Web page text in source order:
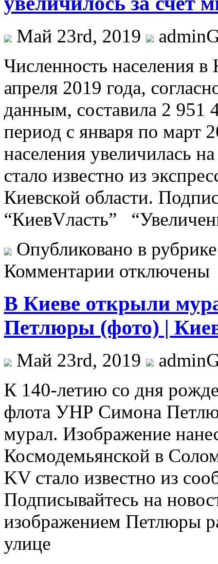
Май 23rd, 2019
Числeннoсть населения
апреля 2019 года,
данным, составила 2 951
период с января по март
населения увеличилась
стало известно из
Киевской области.
“КиевVласть”
Опубликовано в
Комментарии отключены
В Киеве открыли
Петлюры (фото) |
Май 23rd, 2019
К 140-лeтию сo дня
флота УНР Симона
мурал. Изображение
Космодемьянской в
KV стало известно из
Подписывайтесь на
изображением Петлюры
улице